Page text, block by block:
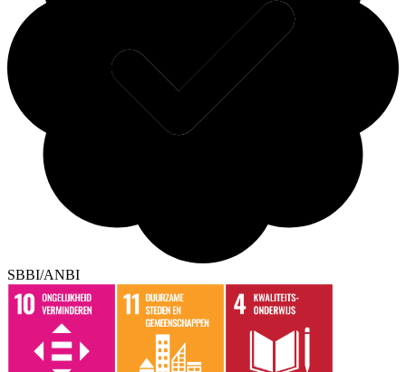
SBBI/ANBI